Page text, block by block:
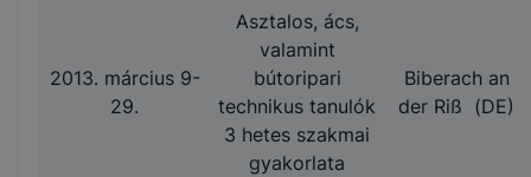
2013. március 9-
29.
Asztalos, ács,
valamint
bútoripari
technikus tanulók
3 hetes szakmai
gyakorlata
Biberach an
der Riß (DE)